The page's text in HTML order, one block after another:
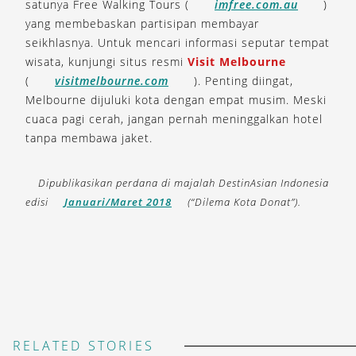
satunya Free Walking Tours ( imfree.com.au
)
yang membebaskan partisipan membayar
seikhlasnya. Untuk mencari informasi seputar tempat
wisata, kunjungi situs resmi Visit Melbourne
(
visitmelbourne.com
). Penting diingat,
Melbourne dijuluki kota dengan empat musim. Meski
cuaca pagi cerah, jangan pernah meninggalkan hotel
tanpa membawa jaket.
Dipublikasikan perdana di majalah DestinAsian Indonesia
edisi
Januari/Maret 2018 (“Dilema Kota Donat”).
RELATED STORIES